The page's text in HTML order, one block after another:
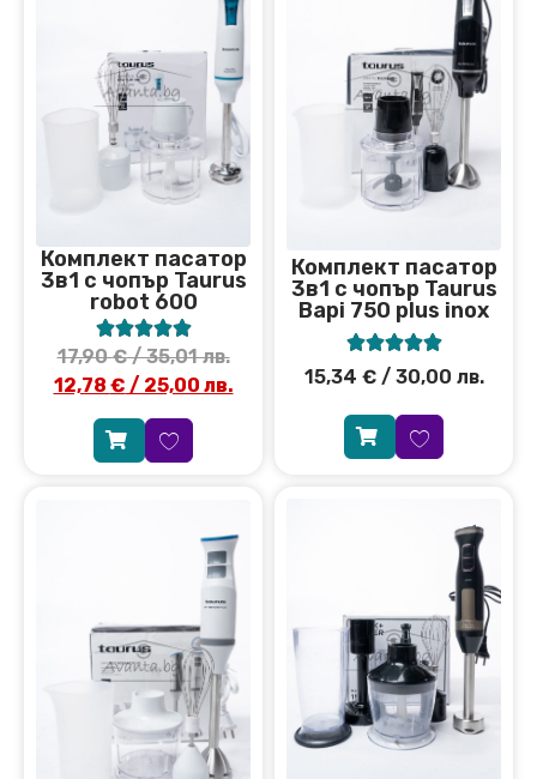
Комплект пасатор
3в1 с чопър Taurus
robot 600

17,90€/ 35,01 лв.
12,78 € / 25,00 лв.
Комплект пасатор
3в1 с чопър Taurus
Bapi 750 plus inox

15,34 €/ 30,00 лв.